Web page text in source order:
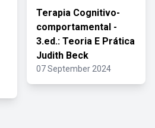
Terapia Cognitivo-
comportamental -
3.ed.: Teoria E Prática
Judith Beck
07 September 2024